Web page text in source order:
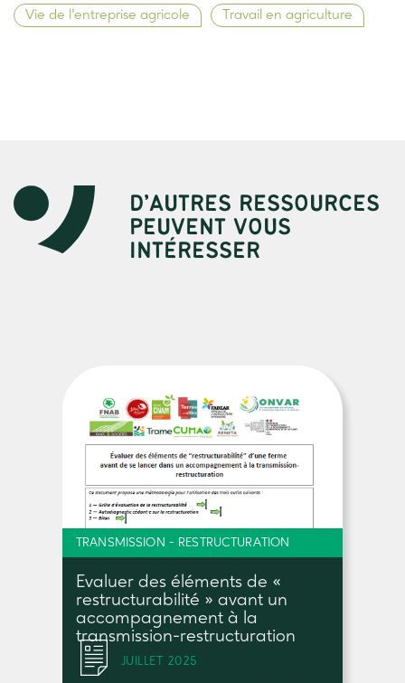
Vie de l’entreprise agricole Travail en agriculture
D’AUTRES RESSOURCES
PEUVENT VOUS
INTÉRESSER
TRANSMISSION - RESTRUCTURATION
Evaluer des éléments de «
restructurabilité » avant un
accompagnement à la
transmission-restructuration
JUILLET 2025